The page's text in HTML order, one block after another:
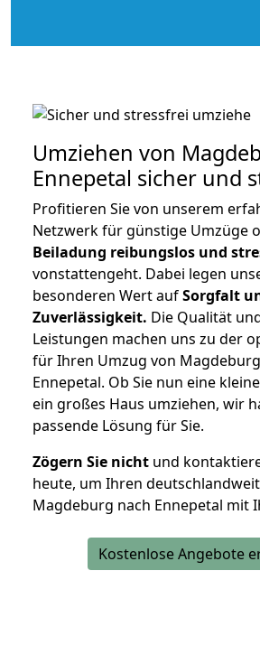
Umziehen von
Ennepetal sicher und
Profitieren Sie von unserem
Netzwerk für günstige Umzüge
Beiladung reibungslos und
vonstattengeht. Dabei legen
besonderen Wert aufSorgfalt
Zuverlässigkeit. Die Qualität
Leistungen machen uns zu der
für Ihren Umzug von
Ennepetal. Ob Sie nun eine
ein großes Haus umziehen, wir
passende Lösung für Sie.
Zögern Sie nicht und
heute, um Ihren
Magdeburg nach Ennepetal mit
Kostenlose Angebote